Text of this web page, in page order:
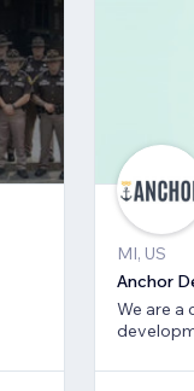
MI, US
Anchor
We are a